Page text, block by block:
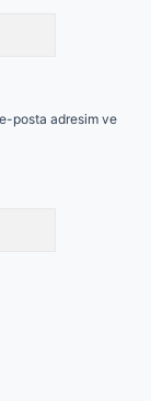
e-posta adresim ve